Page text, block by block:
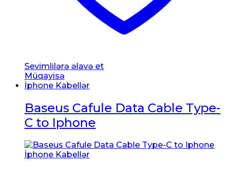
Sevimlilərə əlavə et
Müqayisə
İphone Kabellər
Baseus Cafule Data Cable Type-
C to Iphone
İphone Kabellər